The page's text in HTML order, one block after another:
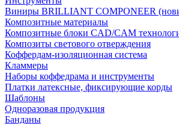
Виниры BRILLIANT COMPONEER
Композитные материалы
Композитные блоки CAD/СAM
Композиты светового отверждения
Коффердам-изоляционная система
Кламмеры
Наборы коффедрама и инструменты
Платки латексные, фиксирующие корды
Шаблоны
Одноразовая продукция
Банданы